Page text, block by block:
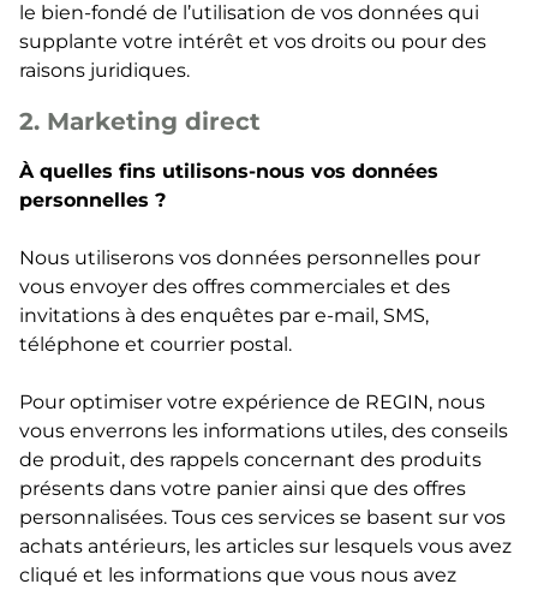
le bien-fondé de l’utilisation de vos données qui
supplante votre intérêt et vos droits ou pour des
raisons juridiques.
2. Marketing direct
À quelles fins utilisons-nous vos données
personnelles ?
Nous utiliserons vos données personnelles pour
vous envoyer des offres commerciales et des
invitations à des enquêtes par e-mail, SMS,
téléphone et courrier postal.
Pour optimiser votre expérience de REGIN, nous
vous enverrons les informations utiles, des conseils
de produit, des rappels concernant des produits
présents dans votre panier ainsi que des offres
personnalisées. Tous ces services se basent sur vos
achats antérieurs, les articles sur lesquels vous avez
cliqué et les informations que vous nous avez